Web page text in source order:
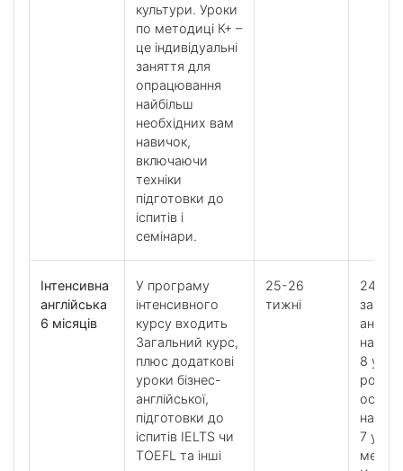
культури. Уроки
по методиці К+ –
це індивідуальні
заняття для
опрацювання
найбільш
необхідних вам
навичок,
включаючи
техніки
підготовки до
іспитів і
семінари.
Інтенсивна
англійська
6 місяців
У програму
інтенсивного
курсу входить
Загальний курс,
плюс додаткові
уроки бізнес-
англійської,
підготовки до
іспитів IELTS чи
TOEFL та інші
25-26
тижні
24
на
8
7